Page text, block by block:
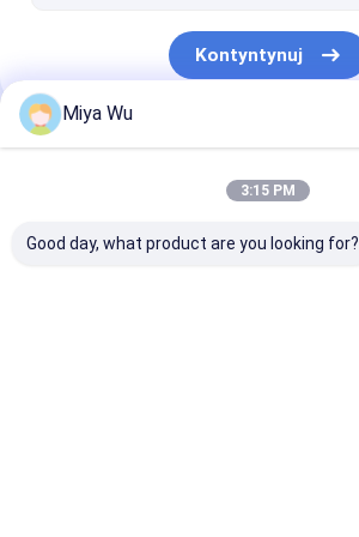
Kontyntynuj
Nasze Kategorie
Miya Wu
3:15 PM
Good day, what product are you looking for?